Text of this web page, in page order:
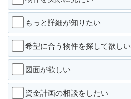
もっと詳細が知りたい
希望に合う物件を探して欲しい
図面が欲しい
資金計画の相談をしたい